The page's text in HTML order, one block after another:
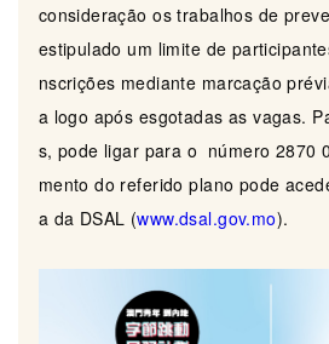
consideração os trabalhos de
estipulado um limite de
nscrições mediante marcação
a logo após esgotadas as vagas.
s, pode ligar para o número 2870
mento do referido plano pode
a da DSAL (www.dsal.gov.mo).